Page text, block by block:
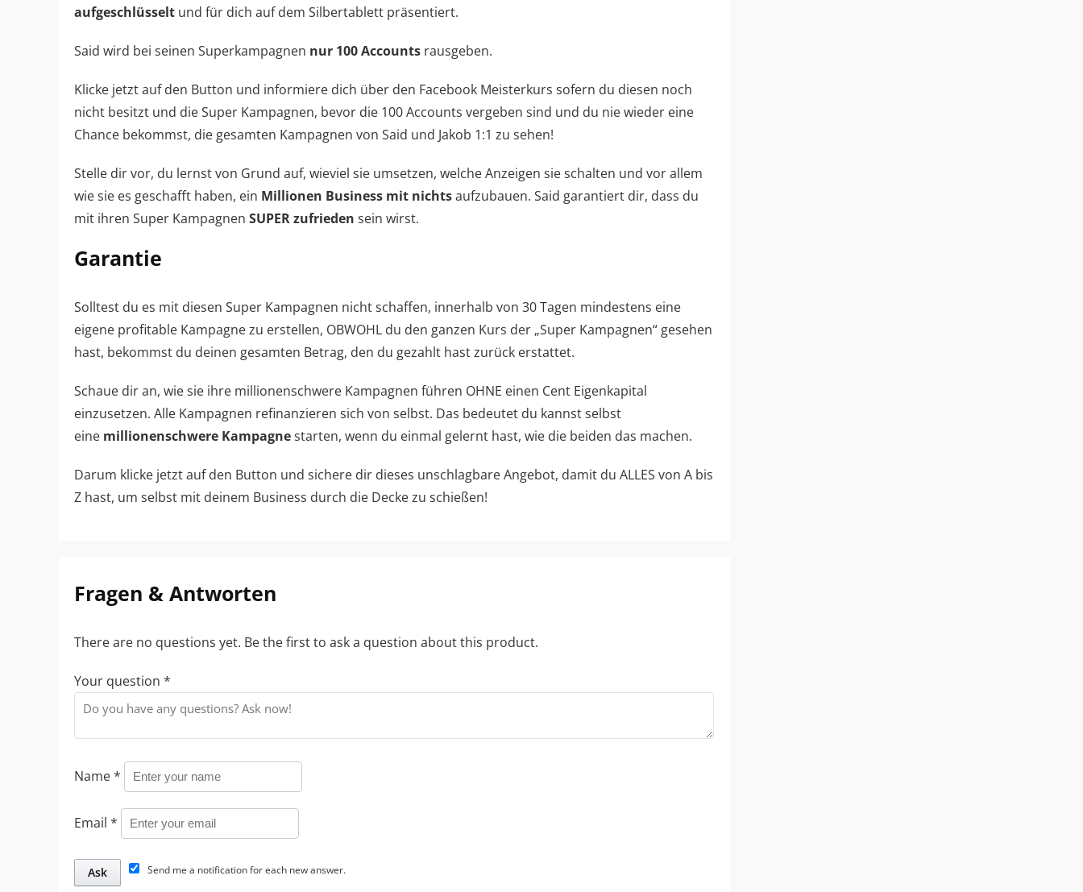
aufgeschlüsselt und für dich auf dem Silbertablett präsentiert.
Said wird bei seinen Superkampagnen nur 100 Accounts rausgeben.
Klicke jetzt auf den Button und informiere dich über den Facebook Meisterkurs sofern du diesen noch
nicht besitzt und die Super Kampagnen, bevor die 100 Accounts vergeben sind und du nie wieder eine
Chance bekommst, die gesamten Kampagnen von Said und Jakob 1:1 zu sehen!
Stelle dir vor, du lernst von Grund auf, wieviel sie umsetzen, welche Anzeigen sie schalten und vor allem
wie sie es geschafft haben, ein Millionen Business mit nichtsaufzubauen. Said garantiert dir, dass du
mit ihren Super Kampagnen SUPER zufrieden sein wirst.
Garantie
Solltest du es mit diesen Super Kampagnen nicht schaffen, innerhalb von 30 Tagen mindestens eine
eigene profitable Kampagne zu erstellen, OBWOHL du den ganzen Kurs der „Super Kampagnen“ gesehen
hast, bekommst du deinen gesamten Betrag, den du gezahlt hast zurück erstattet.
Schaue dir an, wie sie ihre millionenschwere Kampagnen führen OHNE einen Cent Eigenkapital
einzusetzen. Alle Kampagnen refinanzieren sich von selbst. Das bedeutet du kannst selbst
eine millionenschwere Kampagnestarten, wenn du einmal gelernt hast, wie die beiden das machen.
Darum klicke jetzt auf den Button und sichere dir dieses unschlagbare Angebot, damit du ALLES von A bis
Z hast, um selbst mit deinem Business durch die Decke zu schießen!
Fragen & Antworten
There are no questions yet. Be the first to ask a question about this product.
Your question *
Name*
Email *
Send me a notification for each new answer.